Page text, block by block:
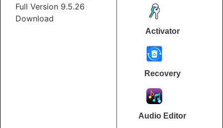
Full Version 9.5.26
Download
Activator
Recovery
Audio Editor